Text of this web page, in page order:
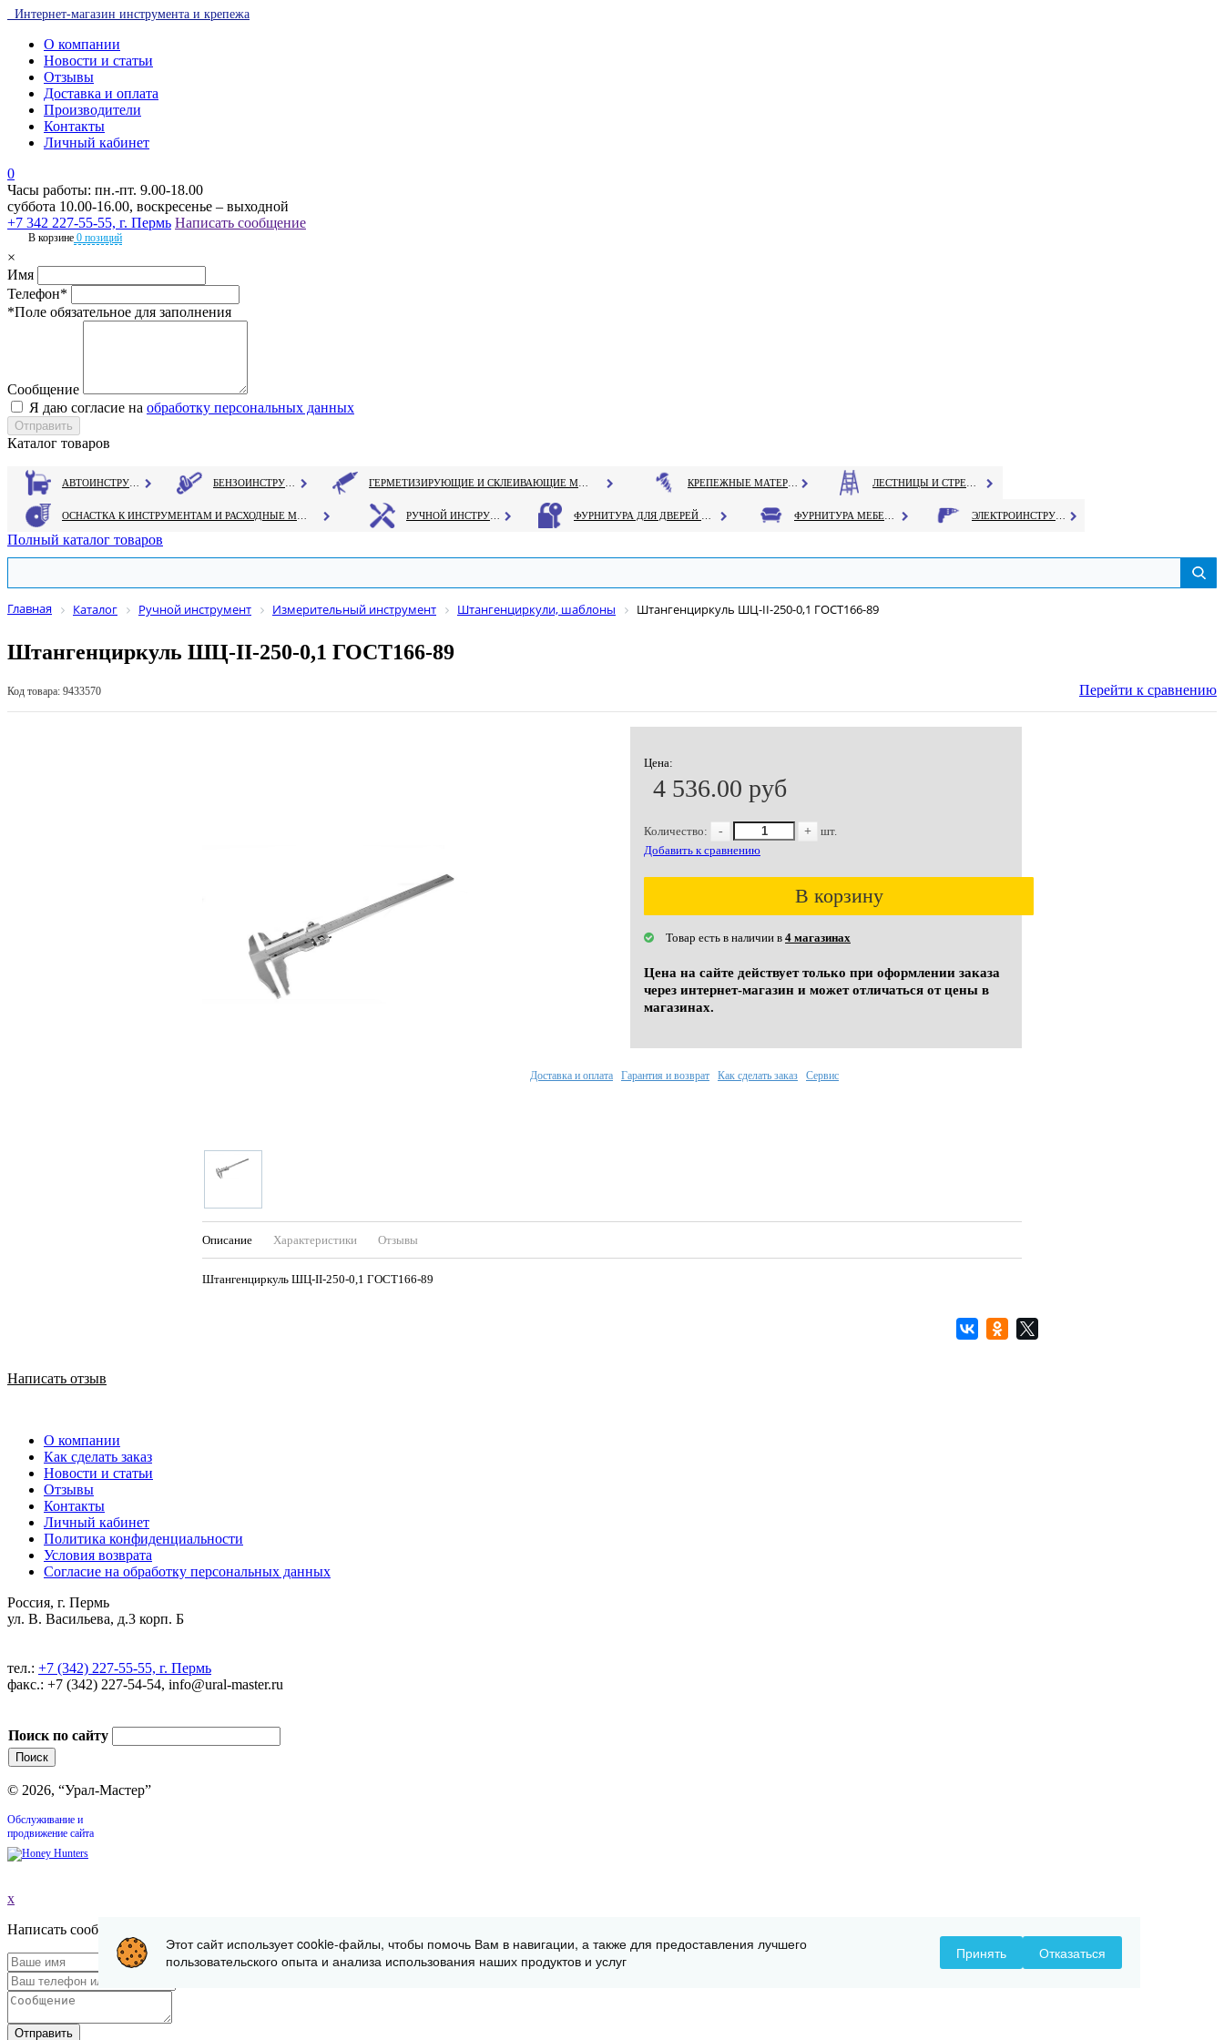
Интернет-магазин инструмента и крепежа
О компании
Новости и статьи
Отзывы
Доставка и оплата
Производители
Контакты
Личный кабинет
0
Часы работы: пн.-пт. 9.00-18.00
суббота 10.00-16.00, воскресенье – выходной
+7 342 227-55-55, г. Пермь Написать сообщение
В корзине 0 позиций
×
Имя
Телефон*
*Поле обязательное для заполнения
Сообщение
Я даю согласие на обработку персональных данных
Каталог товаров
Полный каталог товаров
Главная Каталог Ручной инструмент Измерительный инструмент Штангенциркули, шаблоны Штангенциркуль ШЦ-II-250-0,1 ГОСТ166-89
Штангенциркуль ШЦ-II-250-0,1 ГОСТ166-89
Код товара: 9433570 Перейти к сравнению
Цена:
4 536.00 руб
Количество: - +
шт.
Добавить к сравнению
В корзину
Товар есть в наличии в 4 магазинах
Цена на сайте действует только при оформлении заказа
через интернет-магазин и может отличаться от цены в
магазинах.
Описание Характеристики Отзывы
Штангенциркуль ШЦ-II-250-0,1 ГОСТ166-89
Доставка и оплата Гарантия и возврат Как сделать заказ Сервис
Написать отзыв
О компании
Как сделать заказ
Новости и статьи
Отзывы
Контакты
Личный кабинет
Политика конфиденциальности
Условия возврата
Согласие на обработку персональных данных
Россия, г. Пермь
ул. В. Васильева, д.3 корп. Б
тел.: +7 (342) 227-55-55, г. Пермь
факс.: +7 (342) 227-54-54, info@ural-master.ru
Поиск по сайту
© 2026, “Урал-Мастер”
Обслуживание и
продвижение сайта
x
Написать сообщение
Отправить
Этот сайт использует cookie-файлы, чтобы помочь Вам в навигации, а также для предоставления лучшего
пользовательского опыта и анализа использования наших продуктов и услуг
Принять Отказаться